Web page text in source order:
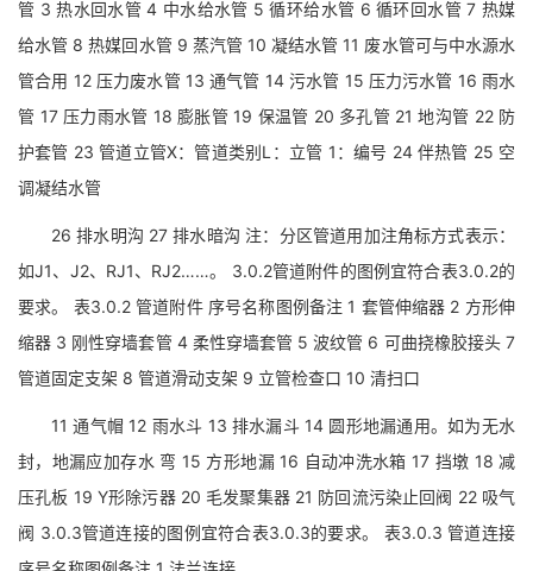
管 3 热水回水管 4 中水给水管 5 循环给水管 6 循环回水管 7 热媒
给水管 8 热媒回水管 9 蒸汽管 10 凝结水管 11 废水管可与中水源水
管合用 12 压力废水管 13 通气管 14 污水管 15 压力污水管 16 雨水
管 17 压力雨水管 18 膨胀管 19 保温管 20 多孔管 21 地沟管 22 防
护套管 23 管道立管X：管道类别L：立管 1：编号 24 伴热管 25 空
调凝结水管
26 排水明沟 27 排水暗沟 注：分区管道用加注角标方式表示：
如J1、J2、RJ1、RJ2……。 3.0.2管道附件的图例宜符合表3.0.2的
要求。 表3.0.2 管道附件 序号名称图例备注 1 套管伸缩器 2 方形伸
缩器 3 刚性穿墙套管 4 柔性穿墙套管 5 波纹管 6 可曲挠橡胶接头 7
管道固定支架 8 管道滑动支架 9 立管检查口 10 清扫口
11 通气帽 12 雨水斗 13 排水漏斗 14 圆形地漏通用。如为无水
封，地漏应加存水 弯 15 方形地漏 16 自动冲洗水箱 17 挡墩 18 减
压孔板 19 Y形除污器 20 毛发聚集器 21 防回流污染止回阀 22 吸气
阀 3.0.3管道连接的图例宜符合表3.0.3的要求。 表3.0.3 管道连接